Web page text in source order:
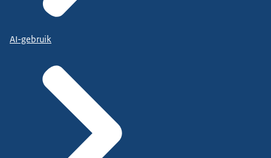
AI-gebruik